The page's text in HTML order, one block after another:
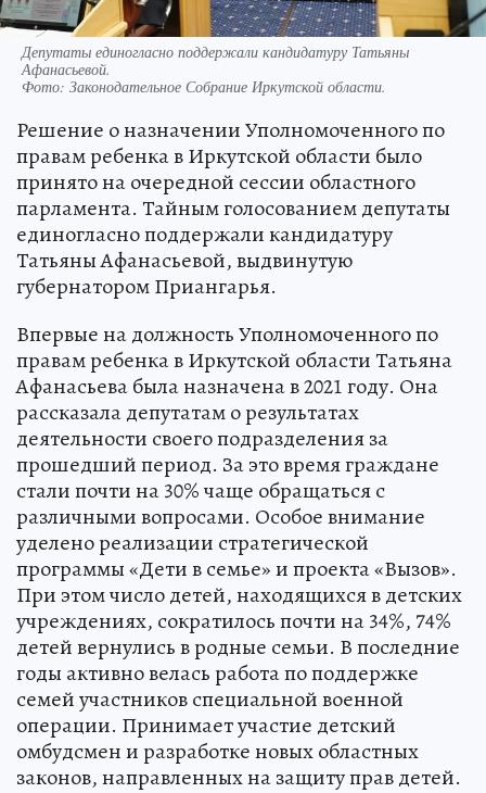
Депутаты единогласно поддержали кандидатуру Татьяны
Афанасьевой.
Фото: Законодательное Собрание Иркутской области.
Решение о назначении Уполномоченного по
правам ребенка в Иркутской области было
принято на очередной сессии областного
парламента. Тайным голосованием депутаты
единогласно поддержали кандидатуру
Татьяны Афанасьевой, выдвинутую
губернатором Приангарья.
Впервые на должность Уполномоченного по
правам ребенка в Иркутской области Татьяна
Афанасьева была назначена в 2021 году. Она
рассказала депутатам о результатах
деятельности своего подразделения за
прошедший период. За это время граждане
стали почти на 30% чаще обращаться с
различными вопросами. Особое внимание
уделено реализации стратегической
программы «Дети в семье» и проекта «Вызов».
При этом число детей, находящихся в детских
учреждениях, сократилось почти на 34%, 74%
детей вернулись в родные семьи. В последние
годы активно велась работа по поддержке
семей участников специальной военной
операции. Принимает участие детский
омбудсмен и разработке новых областных
законов, направленных на защиту прав детей.